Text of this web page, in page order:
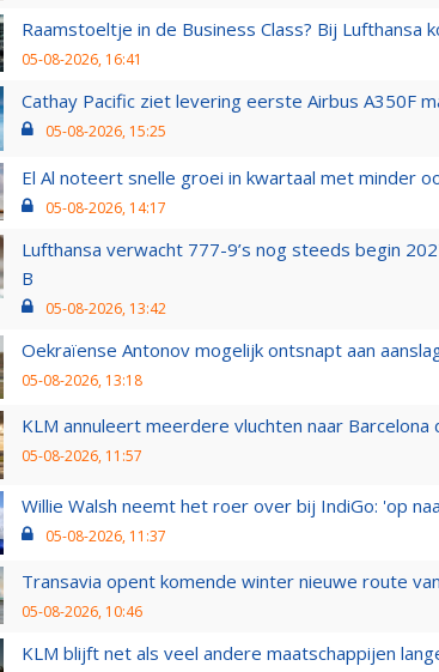
Raamstoeltje in de Business Class? Bij Lufthansa
05-08-2026, 16:41
Cathay Pacific ziet levering eerste Airbus A350F
05-08-2026, 15:25
El Al noteert snelle groei in kwartaal met minder
05-08-2026, 14:17
Lufthansa verwacht 777-9’s nog steeds begin
B
05-08-2026, 13:42
Oekraïense Antonov mogelijk ontsnapt aan
05-08-2026, 13:18
KLM annuleert meerdere vluchten naar Barcelona
05-08-2026, 11:57
Willie Walsh neemt het roer over bij IndiGo: 'op
05-08-2026, 11:37
Transavia opent komende winter nieuwe route
05-08-2026, 10:46
KLM blijft net als veel andere maatschappijen